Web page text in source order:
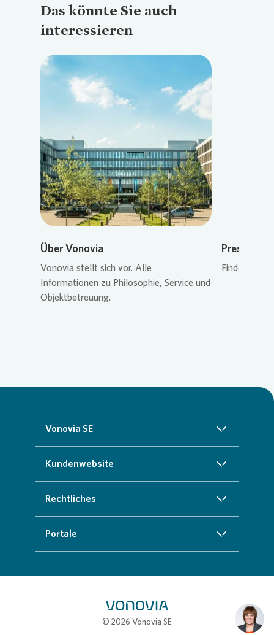
Loading...
Das könnte Sie auch
interessieren
Loading...
Über Vonovia
Vonovia stellt sich vor. Alle
Informationen zu Philosophie, Service und
Objektbetreuung.
Finden Sie
Vonovia SE
Über uns
Nachhaltigkeit
Kundenwebsite
Startseite
Kundenservice
Weitere Angebote
Rechtliches
Impressum
Portale
© 2026 Vonovia SE